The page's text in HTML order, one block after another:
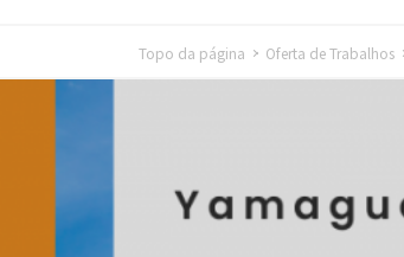
Topo da página Oferta de Trabalhos